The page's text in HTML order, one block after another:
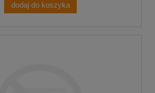
dodaj do koszyka